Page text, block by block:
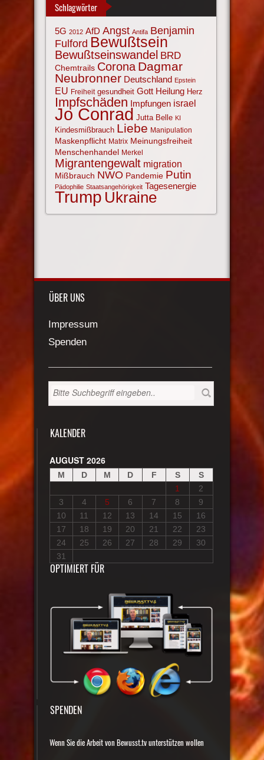
Schlagwörter
5G 2012 AfD Angst Antifa Benjamin
Fulford Bewußtsein
Bewußtseinswandel BRD
Chemtrails Corona Dagmar
Neubronner Deutschland Epstein
EU Freiheit gesundheit Gott Heilung Herz
Impfschäden Impfungen israel
Jo Conrad Jutta Belle KI
Kindesmißbrauch Liebe Manipulation
Maskenpflicht Matrix Meinungsfreiheit
Menschenhandel Merkel
Migrantengewalt migration
Mißbrauch NWO Pandemie Putin
Pädophilie Staatsangehörigkeit Tagesenergie
Trump Ukraine
ÜBER UNS
Impressum
Spenden
KALENDER
AUGUST 2026
M D M D F S
S
1
2
3
4 5 6 7 8
9
10
11 12 13 14 15
16
17
18 19 20 21 22
23
24
25 26 27 28 29
30
31
OPTIMIERT FÜR
SPENDEN
Wenn Sie die Arbeit von Bewusst.tv unterstützen wollen